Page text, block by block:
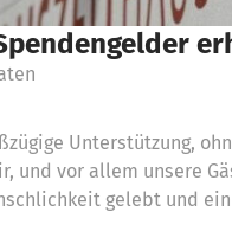
Unterstützung,
und vor allem unsere
gelebt und